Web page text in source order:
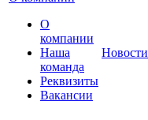
О
компании
Наша
команда
Реквизиты
Вакансии
Новости